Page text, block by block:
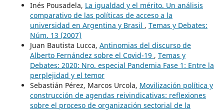
Inés Pousadela, La igualdad y el mérito. Un análisis
comparativo de las políticas de acceso a la
universidad en Argentina y Brasil , Temas y Debates:
Núm. 13 (2007)
Juan Bautista Lucca, Antinomias del discurso de
Alberto Fernández sobre el Covid-19 , Temas y
Debates: 2020: Nro. especial Pandemia Fase 1: Entre la
perplejidad y el temor
Sebastián Pérez, Marcos Urcola, Movilización política y
construcción de agendas reivindicativas: reflexiones
sobre el proceso de organización sectorial de la